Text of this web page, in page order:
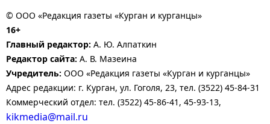
© ООО «Редакция газеты «Курган и курганцы»
16+
Главный редактор: А. Ю. Алпаткин
Редактор сайта: А. В. Мазеина
Учредитель: ООО «Редакция газеты «Курган и курганцы»
Адрес редакции: г. Курган, ул. Гоголя, 23, тел. (3522) 45-84-31
Коммерческий отдел: тел. (3522) 45-86-41, 45-93-13,
kikmedia@mail.ru